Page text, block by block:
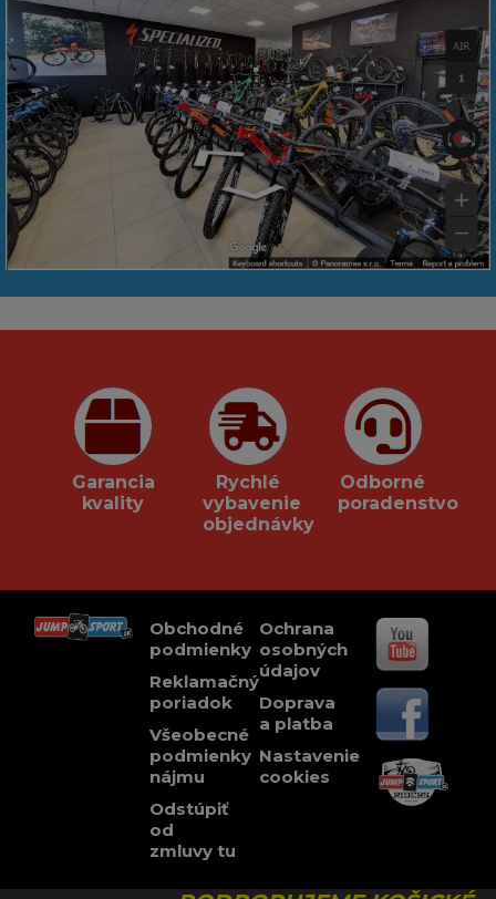
Garancia
kvality
Rychlé
vybavenie
objednávky
Odborné
poradenstvo
Obchodné
podmienky
Reklamačný
poriadok
Všeobecné
podmienky
nájmu
Odstúpiť
od
zmluvy tu
Ochrana
osobných
údajov
Doprava
a platba
Nastavenie
cookies